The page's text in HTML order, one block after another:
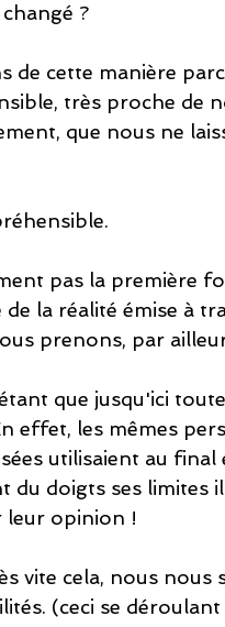
?
de cette manière
très proche de
que nous ne
pas la première
la réalité émise à
prenons, par
que jusqu'ici
effet, les mêmes
utilisaient au
du doigts ses limites
opinion !
vite cela, nous nous
(ceci se